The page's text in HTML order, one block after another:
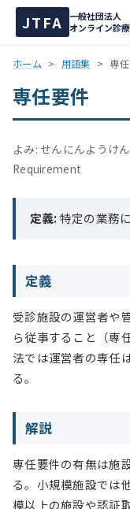
JTFA
一般社団法人
オンライン診
ホーム > 用語集 > 専
専任要件
よみ: せんにんようけん
Requirement
定義:特定の業務
定義
受診施設の運営者や
ら従事すること（専
法では運営者の専任
る。
解説
専任要件の有無は施
る。小規模施設では
模以上の施設や認証